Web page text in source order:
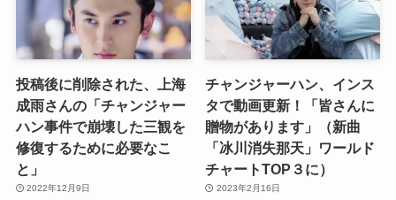
(29)
(30)
(32)
投稿後に削除された、上海
成雨さんの「チャンジャー
ハン事件で崩壊した三観を
修復するために必要なこ
と」
2022年12月9日
チャンジャーハン、インス
タで動画更新！「皆さんに
贈物があります」（新曲
「冰川消失那天」ワールド
チャートTOP３に）
2023年2月16日